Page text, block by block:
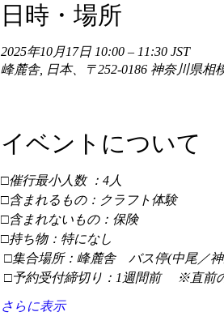
日時・場所
2025年10月17日 10:00 – 11:30 JST
峰麓舎, 日本、〒252-0186 神奈川県相
イベントについて
□催行最小人数 ：4人
□含まれるもの：クラフト体験
□含まれないもの：保険
□持ち物：特になし
□集合場所：峰麓舎　バス停(中尾／
□予約受付締切り：1週間前 　※直前
さらに表示